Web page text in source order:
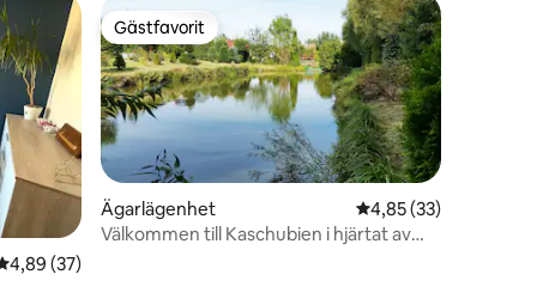
av 5 i genomsnittligt betyg, 37 omdömen
4,89 (37)
Gästfavorit
Gästfavorit
Ägarlägenhet 4,85 av 5 i
4,85 (33)
Välkommen till Kaschubien i hjärtat av